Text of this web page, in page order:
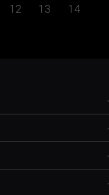
12 13
14